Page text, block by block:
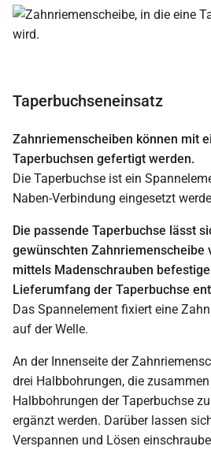
Taperbuchseneinsatz
Zahnriemenscheiben können mit
Taperbuchsen gefertigt werden.
Die Taperbuchse ist ein
Naben-Verbindung eingesetzt
Die passende Taperbuchse lässt
gewünschten Zahnriemenscheibe
mittels Madenschrauben
Lieferumfang der Taperbuchse
Das Spannelement fixiert eine
auf der Welle.
An der Innenseite der
drei Halbbohrungen, die
Halbbohrungen der Taperbuchse
ergänzt werden. Darüber lassen
Verspannen und Lösen